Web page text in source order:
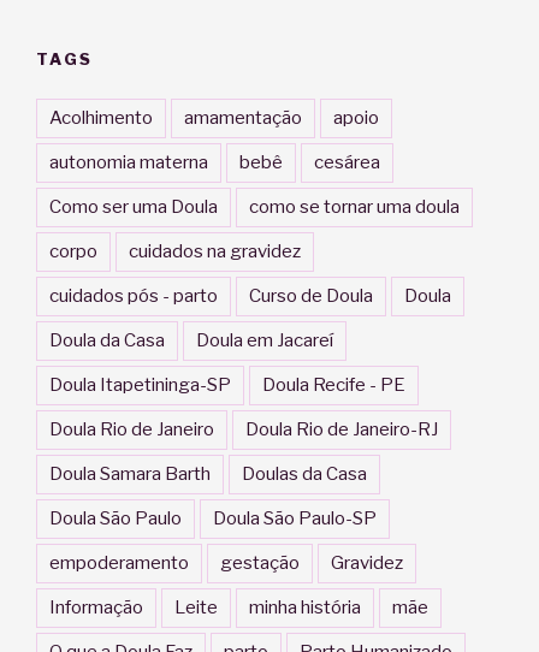
TAGS
Acolhimento amamentação apoio
autonomia materna bebê cesárea
Como ser uma Doula como se tornar uma doula
corpo cuidados na gravidez
cuidados pós - parto Curso de Doula Doula
Doula da Casa Doula em Jacareí
Doula Itapetininga-SP Doula Recife - PE
Doula Rio de Janeiro Doula Rio de Janeiro-RJ
Doula Samara Barth Doulas da Casa
Doula São Paulo Doula São Paulo-SP
empoderamento gestação Gravidez
Informação Leite minha história mãe